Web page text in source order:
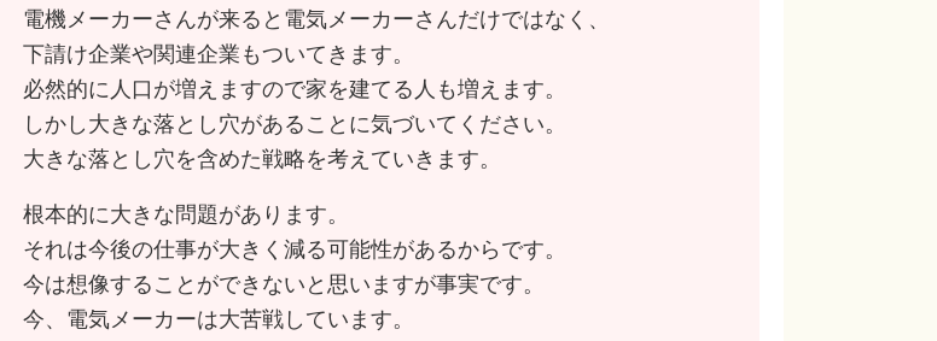
電機メーカーさんが来ると電気メーカーさんだけではなく、
下請け企業や関連企業もついてきます。
必然的に人口が増えますので家を建てる人も増えます。
しかし大きな落とし穴があることに気づいてください。
大きな落とし穴を含めた戦略を考えていきます。
根本的に大きな問題があります。
それは今後の仕事が大きく減る可能性があるからです。
今は想像することができないと思いますが事実です。
今、電気メーカーは大苦戦しています。